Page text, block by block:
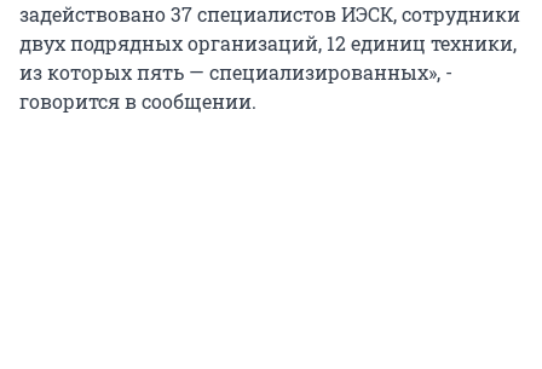
задействовано 37 специалистов ИЭСК, сотрудники
двух подрядных организаций, 12 единиц техники,
из которых пять — специализированных», -
говорится в сообщении.